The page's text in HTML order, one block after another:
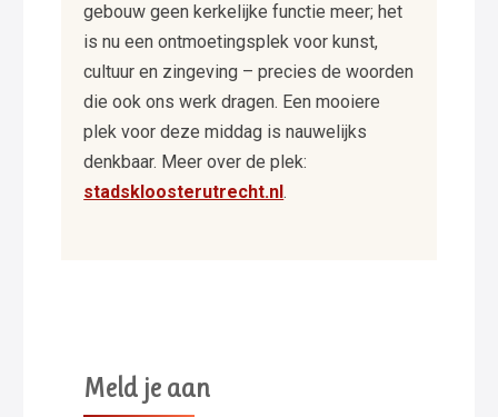
gebouw geen kerkelijke functie meer; het
is nu een ontmoetingsplek voor kunst,
cultuur en zingeving – precies de woorden
die ook ons werk dragen. Een mooiere
plek voor deze middag is nauwelijks
denkbaar. Meer over de plek:
stadskloosterutrecht.nl.
Meld je aan